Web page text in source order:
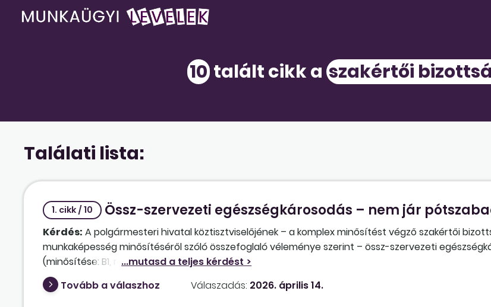
10 talált cikk a szakértői
Találati lista:
1. cikk / 10 Össz-szervezeti egészségkárosodás – nem jár
Kérdés: A polgármesteri hivatal köztisztviselőjének – a komplex minősítést végző szakértői
munkaképesség minősítéséről szóló összefoglaló véleménye szerint – össz-szervezeti
(minősítése: B1, rehabilitálható). Az egészségkárosodásra (megváltozott munkaképességre)
megilleti-e a plusz öt munkanap pótszabadság? Szükséges-e más jogszabályra figyelemmel lenni
Kttv. 102. §-a (5) bekezdésének a) pontja?
Tovább a válaszhoz Válaszadás: 2026. április 14.